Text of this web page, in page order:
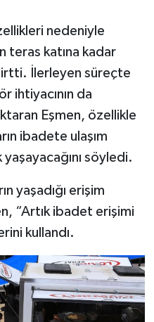
nedeniyle
teras katına kadar
İlerleyen süreçte
ihtiyacının da
Eşmen, özellikle
ibadete ulaşım
söyledi.
yaşadığı erişim
“Artık ibadet erişimi
kullandı.